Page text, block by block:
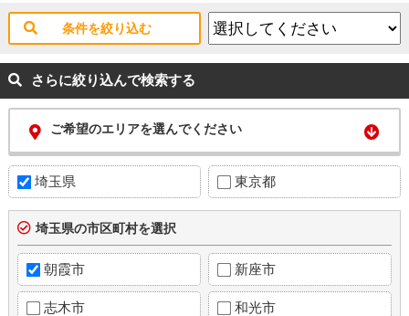
条件を絞り込む
さらに絞り込んで検索する
ご希望のエリアを選んでください
埼玉県 東京都
埼玉県の市区町村を選択
朝霞市 新座市
志木市 和光市